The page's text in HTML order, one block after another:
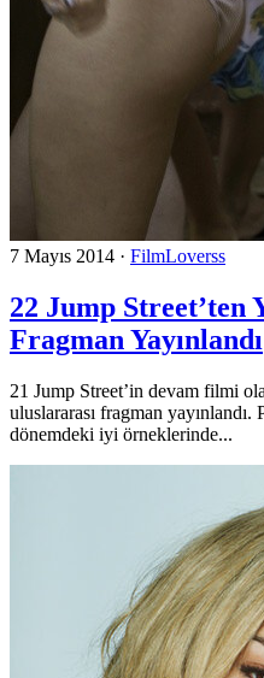
7 Mayıs 2014 · FilmLoverss
22 Jump Street’ten
Fragman Yayınlandı
21 Jump Street’in devam filmi
uluslararası fragman
dönemdeki iyi örneklerinde...